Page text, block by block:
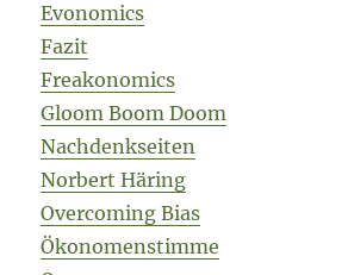
Evonomics
Fazit
Freakonomics
Gloom Boom Doom
Nachdenkseiten
Norbert Häring
Overcoming Bias
Ökonomenstimme